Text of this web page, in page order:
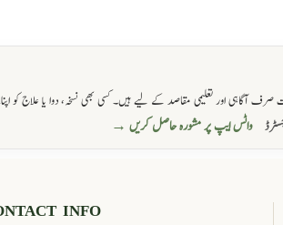
آگاہی اور تعلیمی مقاصد کے لیے ہیں۔ کسی بھی نسخہ، دوا یا علاج
واٹس ایپ پر مشورہ حاصل کریں →
INFO